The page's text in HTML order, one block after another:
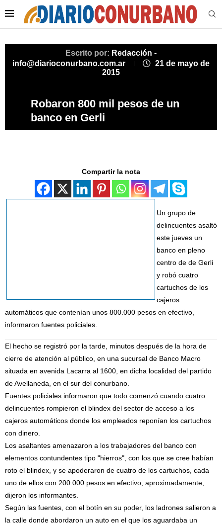
Escrito por: Redacción -
info@diarioconurbano.com.ar
21 de mayo de
2015
Robaron 800 mil pesos de un
banco en Gerli
Compartir la nota
Un grupo de
delincuentes asaltó
este jueves un
banco en pleno
centro de de Gerli
y robó cuatro
cartuchos de los
cajeros
automáticos que contenían unos 800.000 pesos en efectivo,
informaron fuentes policiales.
El hecho se registró por la tarde, minutos después de la hora de
cierre de atención al público, en una sucursal de Banco Macro
situada en avenida Lacarra al 1600, en dicha localidad del partido
de Avellaneda, en el sur del conurbano.
Fuentes policiales informaron que todo comenzó cuando cuatro
delincuentes rompieron el blindex del sector de acceso a los
cajeros automáticos donde los empleados reponían los cartuchos
con dinero.
Los asaltantes amenazaron a los trabajadores del banco con
elementos contundentes tipo "hierros", con los que se cree habían
roto el blindex, y se apoderaron de cuatro de los cartuchos, cada
uno de ellos con 200.000 pesos en efectivo, aproximadamente,
dijeron los informantes.
Según las fuentes, con el botín en su poder, los ladrones salieron a
la calle donde abordaron un auto en el que los aguardaba un